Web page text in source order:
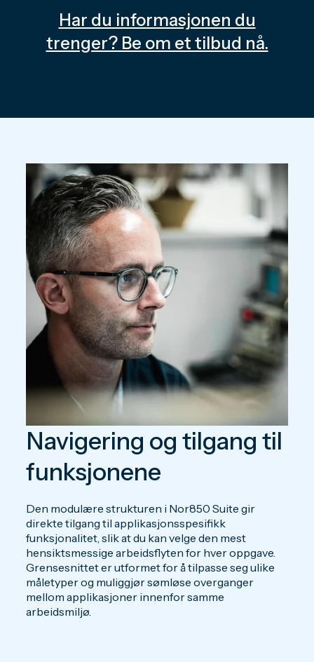
Har du informasjonen du
trenger? Be om et tilbud nå.
Navigering og tilgang til
funksjonene
Den modulære strukturen i Nor850 Suite gir
direkte tilgang til applikasjonsspesifikk
funksjonalitet, slik at du kan velge den mest
hensiktsmessige arbeidsflyten for hver oppgave.
Grensesnittet er utformet for å tilpasse seg ulike
måletyper og muliggjør sømløse overganger
mellom applikasjoner innenfor samme
arbeidsmiljø.